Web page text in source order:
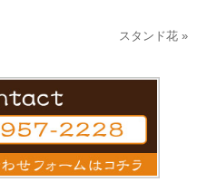
スタンド花»